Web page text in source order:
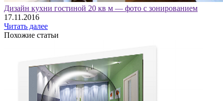
Дизайн кухни гостиной 20 кв м — фото с зонированием
17.11.2016
Читать далее
Похожие статьи